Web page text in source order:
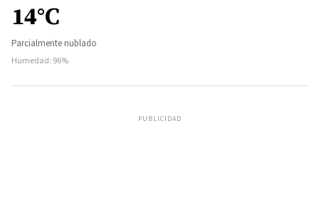
14°C
Parcialmente nublado
Humedad: 96%
PUBLICIDAD